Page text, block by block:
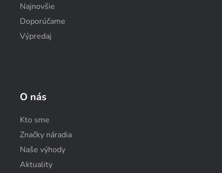
Najnovšie
Doporúčame
Výpredaj
O nás
Kto sme
Značky náradia
Naše výhody
Aktuality